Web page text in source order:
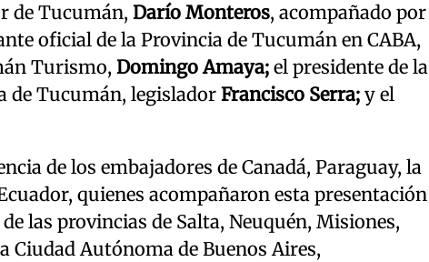
de Tucumán, Darío Monteros, acompañado por
oficial de la Provincia de Tucumán en CABA,
Turismo, Domingo Amaya; el presidente de la
de Tucumán, legislador Francisco Serra; y el
de los embajadores de Canadá, Paraguay, la
quienes acompañaron esta presentación
las provincias de Salta, Neuquén, Misiones,
Ciudad Autónoma de Buenos Aires,